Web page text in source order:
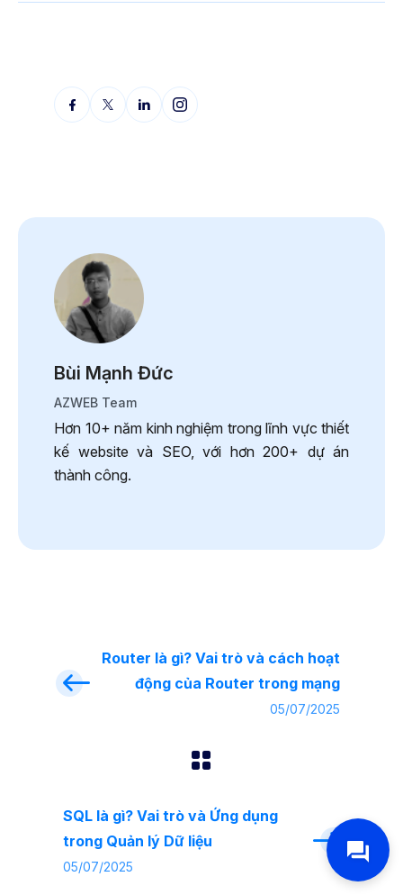
Bùi Mạnh Đức
AZWEB Team
Hơn 10+ năm kinh nghiệm trong lĩnh vực thiết
kế website và SEO, với hơn 200+ dự án
thành công.
Router là gì? Vai trò và cách hoạt
động của Router trong mạng
05/07/2025
SQL là gì? Vai trò và Ứng dụng
trong Quản lý Dữ liệu
05/07/2025